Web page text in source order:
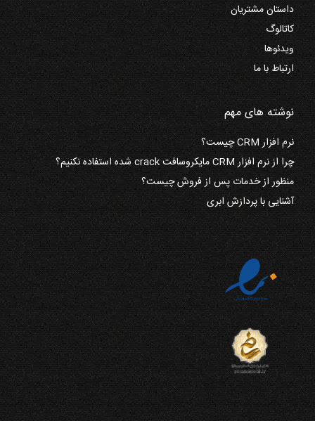
داستان مشتریان
کاتالوگ
ویدئوها
ارتباط با ما
نوشته های مهم
نرم افزار CRM چیست؟
چرا از نرم افزار CRM مایکروسافت crack شده استفاده نکنیم؟
منظور از خدمات پس از فروش چیست؟
آشنایی با پردازش ابری